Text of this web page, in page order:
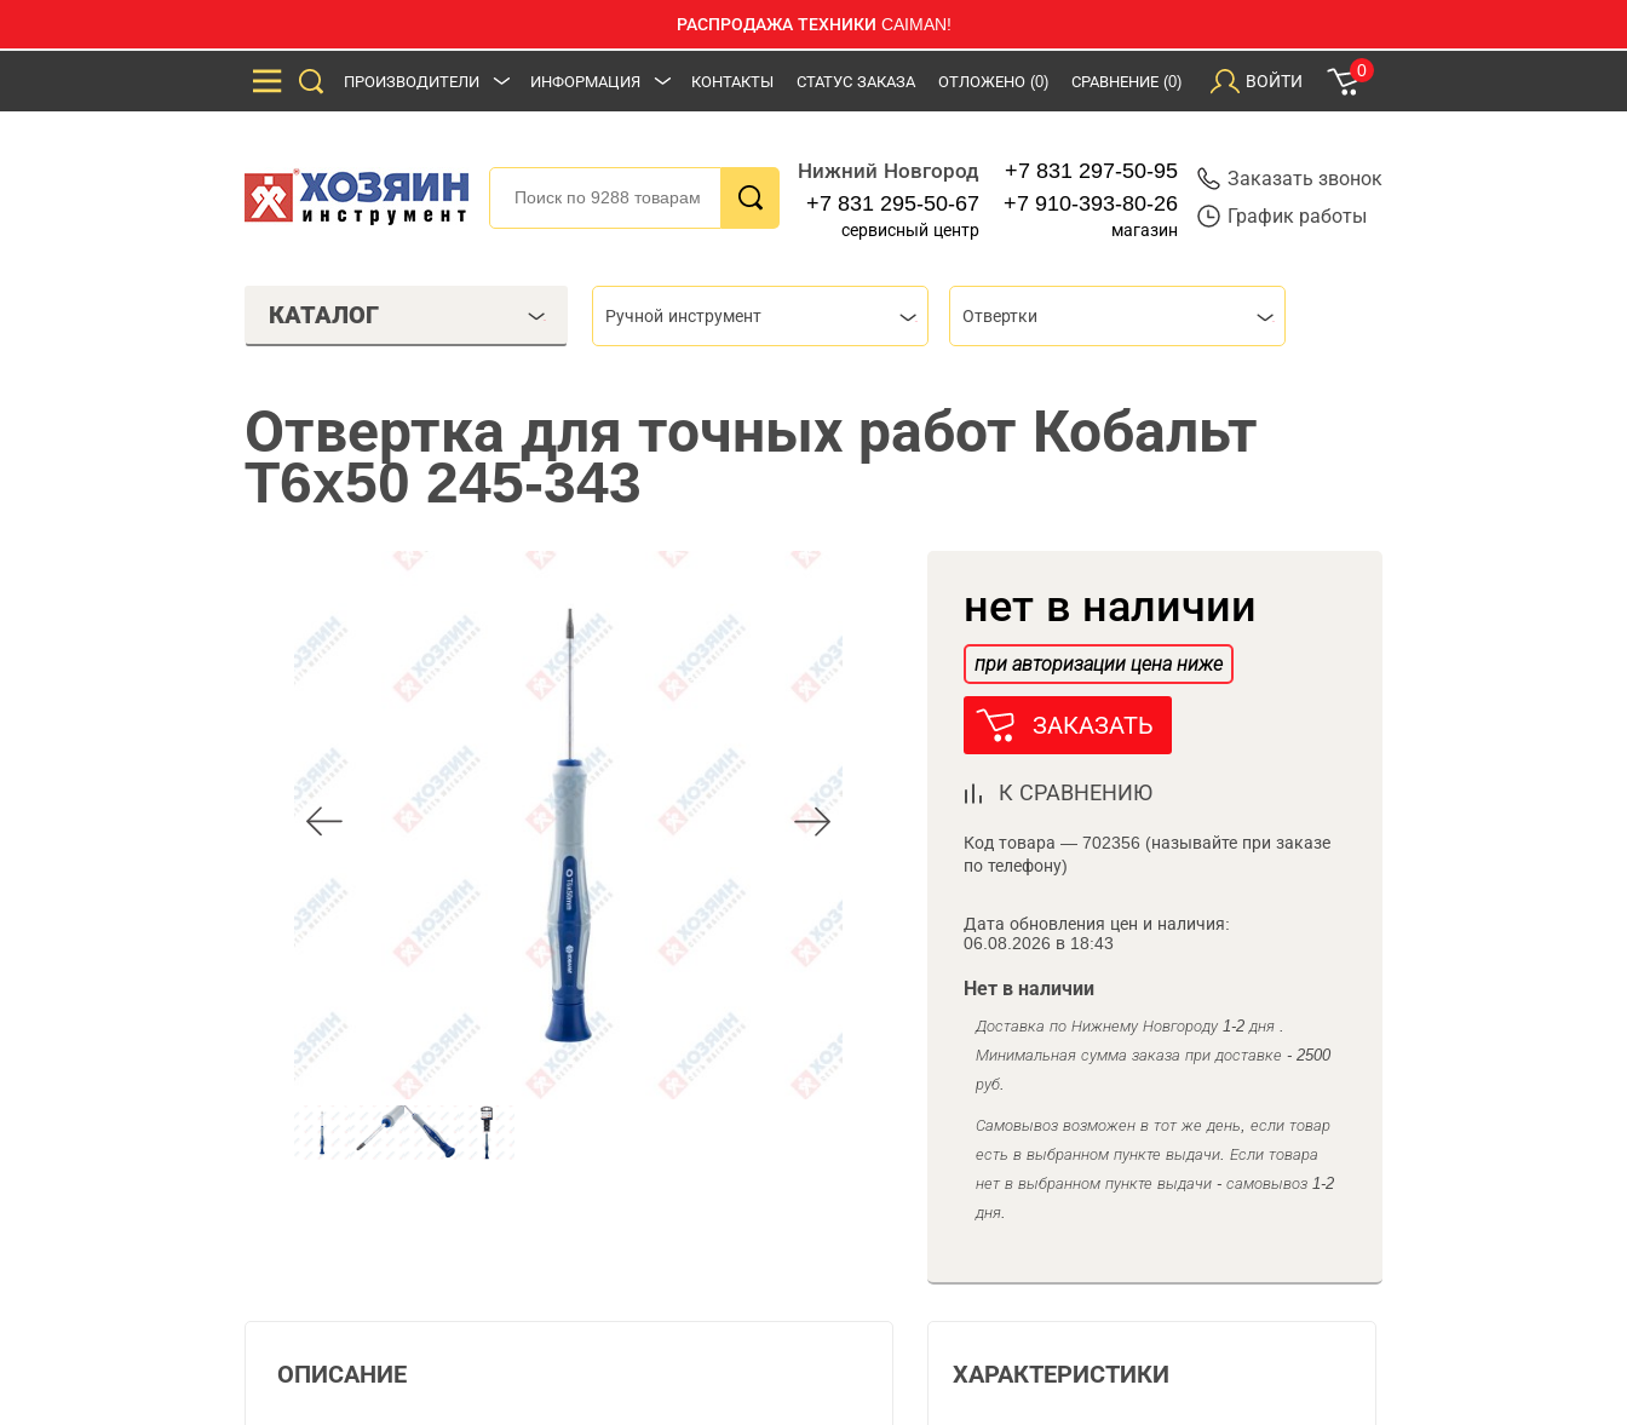
РАСПРОДАЖА ТЕХНИКИ CAIMAN!
ПРОИЗВОДИТЕЛИ ИНФОРМАЦИЯ КОНТАКТЫ СТАТУС ЗАКАЗА ОТЛОЖЕНО (0) СРАВНЕНИЕ (0) ВОЙТИ
0
Нижний Новгород
+7 831 295-50-67
сервисный центр
+7 831 297-50-95
+7 910-393-80-26
магазин
Заказать звонок
График работы
КАТАЛОГ Ручной инструмент Отвертки
Отвертка для точных работ Кобальт
T6x50 245-343
нет в наличии
при авторизации цена ниже
ЗАКАЗАТЬ
К СРАВНЕНИЮ
Код товара — 702356 (называйте при заказе
по телефону)
Дата обновления цен и наличия:
06.08.2026 в 18:43
Нет в наличии
Доставка по Нижнему Новгороду 1-2 дня .
Минимальная сумма заказа при доставке - 2500
руб.
Самовывоз возможен в тот же день, если товар
есть в выбранном пункте выдачи. Если товара
нет в выбранном пункте выдачи - самовывоз 1-2
дня.
ХАРАКТЕРИСТИКИ
ОПИСАНИЕ